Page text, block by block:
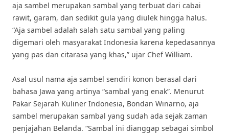
aja sambel merupakan sambal yang terbuat dari cabai
rawit, garam, dan sedikit gula yang diulek hingga halus.
“Aja sambel adalah salah satu sambal yang paling
digemari oleh masyarakat Indonesia karena kepedasannya
yang pas dan citarasa yang khas,” ujar Chef William.
Asal usul nama aja sambel sendiri konon berasal dari
bahasa Jawa yang artinya “sambal yang enak”. Menurut
Pakar Sejarah Kuliner Indonesia, Bondan Winarno, aja
sambel merupakan sambal yang sudah ada sejak zaman
penjajahan Belanda. “Sambal ini dianggap sebagai simbol